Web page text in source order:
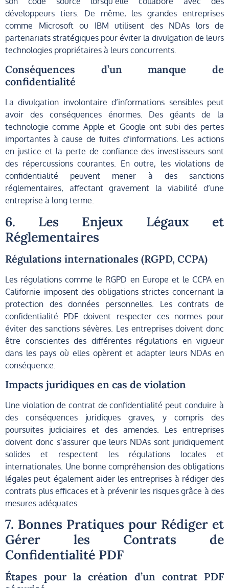
développeurs tiers. De même, les grandes entreprises
comme Microsoft ou IBM utilisent des NDAs lors de
partenariats stratégiques pour éviter la divulgation de leurs
technologies propriétaires à leurs concurrents.
Conséquences d’un manque de
confidentialité
La divulgation involontaire d’informations sensibles peut
avoir des conséquences énormes. Des géants de la
technologie comme Apple et Google ont subi des pertes
importantes à cause de fuites d’informations. Les actions
en justice et la perte de confiance des investisseurs sont
des répercussions courantes. En outre, les violations de
confidentialité peuvent mener à des sanctions
réglementaires, affectant gravement la viabilité d’une
entreprise à long terme.
6. Les Enjeux Légaux et
Réglementaires
Régulations internationales (RGPD, CCPA)
Les régulations comme le RGPD en Europe et le CCPA en
Californie imposent des obligations strictes concernant la
protection des données personnelles. Les contrats de
confidentialité PDF doivent respecter ces normes pour
éviter des sanctions sévères. Les entreprises doivent donc
être conscientes des différentes régulations en vigueur
dans les pays où elles opèrent et adapter leurs NDAs en
conséquence.
Impacts juridiques en cas de violation
Une violation de contrat de confidentialité peut conduire à
des conséquences juridiques graves, y compris des
poursuites judiciaires et des amendes. Les entreprises
doivent donc s’assurer que leurs NDAs sont juridiquement
solides et respectent les régulations locales et
internationales. Une bonne compréhension des obligations
légales peut également aider les entreprises à rédiger des
contrats plus efficaces et à prévenir les risques grâce à des
mesures adéquates.
7. Bonnes Pratiques pour Rédiger et
Gérer les Contrats de
Confidentialité PDF
Étapes pour la création d’un contrat PDF